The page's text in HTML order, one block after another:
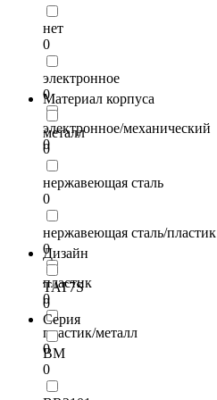
нет
0
электронное
0
электронное/механический
0
Материал корпуса
металл
0
нержавеющая сталь
0
нержавеющая сталь/пластик
0
пластик
0
пластик/металл
0
Дизайн
TAT7S
0
Серия
BM
0